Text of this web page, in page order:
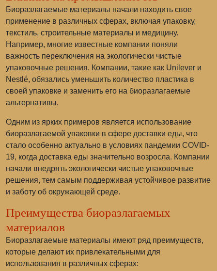
Биоразлагаемые материалы начали находить свое
применение в различных сферах, включая упаковку,
текстиль, строительные материалы и медицину.
Например, многие известные компании поняли
важность переключения на экологически чистые
упаковочные решения. Компании, такие как Unilever и
Nestlé, обязались уменьшить количество пластика в
своей упаковке и заменить его на биоразлагаемые
альтернативы.
Одним из ярких примеров является использование
биоразлагаемой упаковки в сфере доставки еды, что
стало особенно актуально в условиях пандемии COVID-
19, когда доставка еды значительно возросла. Компании
начали внедрять экологически чистые упаковочные
решения, тем самым поддерживая устойчивое развитие
и заботу об окружающей среде.
Преимущества биоразлагаемых
материалов
Биоразлагаемые материалы имеют ряд преимуществ,
которые делают их привлекательными для
использования в различных сферах: